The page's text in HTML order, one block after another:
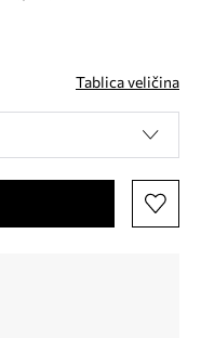
Tablica veličina